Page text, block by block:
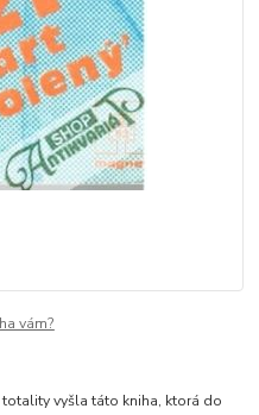
vám?
vyšla táto kniha, ktorá do